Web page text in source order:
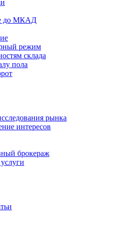
до МКАД
режим
склада
пола
рынка
интересов
брокераж